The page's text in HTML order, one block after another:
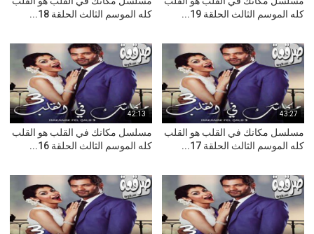
كله الموسم الثالث الحلقة 19...
كله الموسم الثالث الحلقة 18...
43:27
مسلسل مكانك في القلب هو القلب
كله الموسم الثالث الحلقة 17...
42:13
مسلسل مكانك في القلب هو القلب
كله الموسم الثالث الحلقة 16...